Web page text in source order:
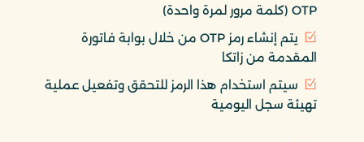
OTP (كلمة مرور لمرة واحدة)
يتم إنشاء رمز OTP من خلال بوابة فاتورة
المقدمة من زاتكا
سيتم استخدام هذا الرمز للتحقق وتفعيل عملية
تهيئة سجل اليومية